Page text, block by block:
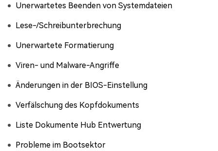
Unerwartetes Beenden von Systemdateien
Lese-/Schreibunterbrechung
Unerwartete Formatierung
Viren- und Malware-Angriffe
Änderungen in der BIOS-Einstellung
Verfälschung des Kopfdokuments
Liste Dokumente Hub Entwertung
Probleme im Bootsektor